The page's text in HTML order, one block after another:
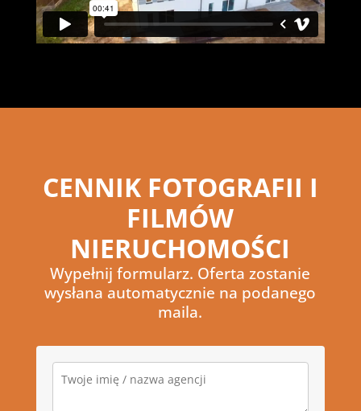
CENNIK FOTOGRAFII I
FILMÓW
NIERUCHOMOŚCI
Wypełnij formularz. Oferta zostanie
wysłana automatycznie na podanego
maila.